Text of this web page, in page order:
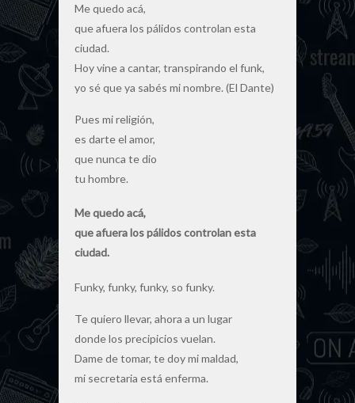
Me quedo acá,
que afuera los pálidos controlan esta
ciudad.
Hoy vine a cantar, transpirando el funk,
yo sé que ya sabés mi nombre. (El Dante)
Pues mi religión,
es darte el amor,
que nunca te dio
tu hombre.
Me quedo acá,
que afuera los pálidos controlan esta
ciudad.
Funky, funky, funky, so funky.
Te quiero llevar, ahora a un lugar
donde los precipicios vuelan.
Dame de tomar, te doy mi maldad,
mi secretaria está enferma.